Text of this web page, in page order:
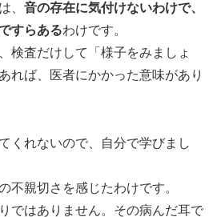
、 音の存在に気付けないわけで、
すらあるわけです。
検査だけして「様子をみましょ
れば、医者にかかった意味があり
くれないので、自分で学びまし
不親切さを感じたわけです。
ではありません。その病んだ耳で